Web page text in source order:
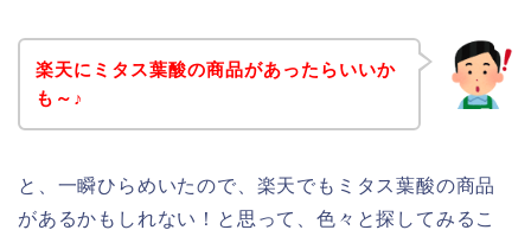
楽天にミタス葉酸の商品があったらいいか
も～♪
と、一瞬ひらめいたので、楽天でもミタス葉酸の商品
があるかもしれない！と思って、色々と探してみるこ